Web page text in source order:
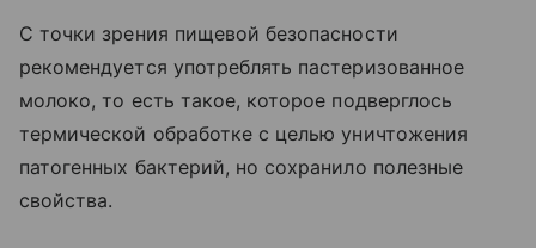
С точки зрения пищевой безопасности
рекомендуется употреблять пастеризованное
молоко, то есть такое, которое подверглось
термической обработке с целью уничтожения
патогенных бактерий, но сохранило полезные
свойства.